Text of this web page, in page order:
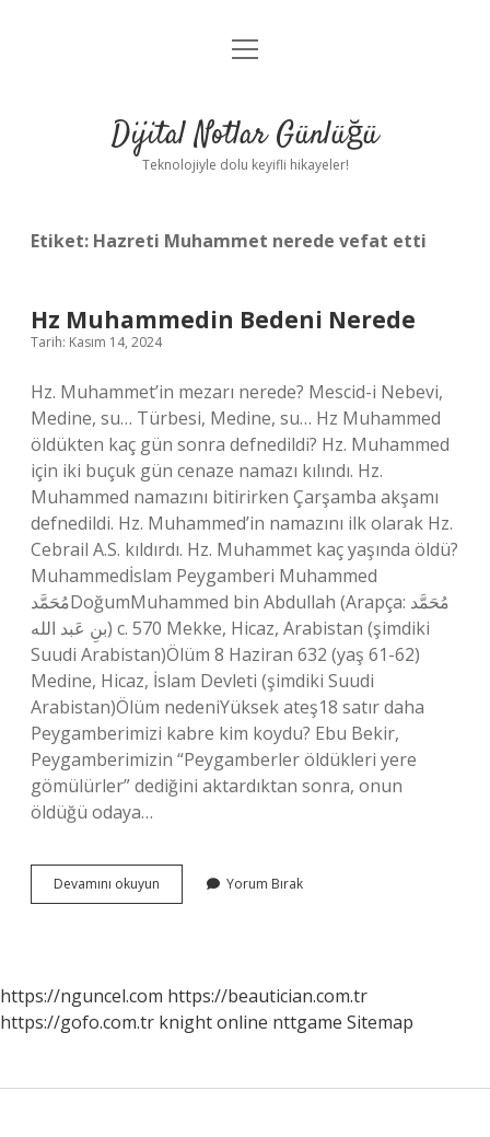
Anasayfa
Yasal Uyarı
menüyü
Dijital Notlar Günlüğü
Teknolojiyle dolu keyifli hikayeler!
Etiket: Hazreti Muhammet nerede vefat etti
Hz Muhammedin Bedeni Nerede
Tarih: Kasım 14, 2024
Hz. Muhammet’in mezarı nerede? Mescid-i Nebevi,
Medine, su… Türbesi, Medine, su… Hz Muhammed
öldükten kaç gün sonra defnedildi? Hz. Muhammed
için iki buçuk gün cenaze namazı kılındı. Hz.
Muhammed namazını bitirirken Çarşamba akşamı
defnedildi. Hz. Muhammed’in namazını ilk olarak Hz.
Cebrail A.S. kıldırdı. Hz. Muhammet kaç yaşında öldü?
Muhammedİslam Peygamberi Muhammed
مُحَمَّدDoğumMuhammed bin Abdullah (Arapça: مُحَمَّد
بنِ عَبد الله) c. 570 Mekke, Hicaz, Arabistan (şimdiki
Suudi Arabistan)Ölüm 8 Haziran 632 (yaş 61-62)
Medine, Hicaz, İslam Devleti (şimdiki Suudi
Arabistan)Ölüm nedeniYüksek ateş18 satır daha
Peygamberimizi kabre kim koydu? Ebu Bekir,
Peygamberimizin “Peygamberler öldükleri yere
gömülürler” dediğini aktardıktan sonra, onun
öldüğü odaya…
Devamını okuyun
Muhammedin
Yorum Bırak
https://nguncel.com https://beautician.com.tr
https://gofo.com.tr knight online nttgame Sitemap